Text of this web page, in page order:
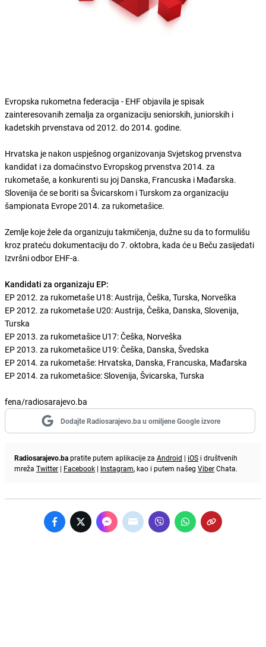
Evropska rukometna federacija - EHF objavila je spisak
zainteresovanih zemalja za organizaciju seniorskih, juniorskih i
kadetskih prvenstava od 2012. do 2014. godine.
Hrvatska je nakon uspješnog organizovanja Svjetskog prvenstva
kandidat i za domaćinstvo Evropskog prvenstva 2014. za
rukometaše, a konkurenti su joj Danska, Francuska i Mađarska.
Slovenija će se boriti sa Švicarskom i Turskom za organizaciju
šampionata Evrope 2014. za rukometašice.
Zemlje koje žele da organizuju takmičenja, dužne su da to formulišu
kroz prateću dokumentaciju do 7. oktobra, kada će u Beču zasijedati
Izvršni odbor EHF-a.
Kandidati za organizaju EP:
EP 2012. za rukometaše U18: Austrija, Češka, Turska, Norveška
EP 2012. za rukometaše U20: Austrija, Češka, Danska, Slovenija,
Turska
EP 2013. za rukometašice U17: Češka, Norveška
EP 2013. za rukometašice U19: Češka, Danska, Švedska
EP 2014. za rukometaše: Hrvatska, Danska, Francuska, Mađarska
EP 2014. za rukometašice: Slovenija, Švicarska, Turska
fena/radiosarajevo.ba
Dodajte Radiosarajevo.ba u omiljene Google izvore
Radiosarajevo.bapratite putem aplikacije za Android | iOS i društvenih
mreža Twitter | Facebook | Instagram, kao i putem našeg ViberChata.